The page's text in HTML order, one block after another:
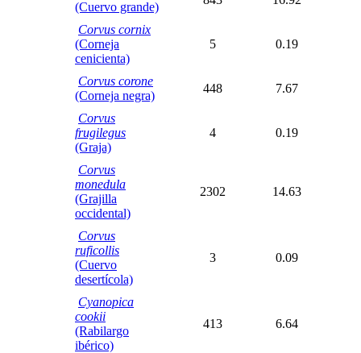
(Cuervo grande)
Corvus cornix
(Corneja
cenicienta)
5 0.19
Corvus corone
(Corneja negra)
448 7.67
Corvus
frugilegus
(Graja)
4 0.19
Corvus
monedula
(Grajilla
occidental)
2302 14.63
Corvus
ruficollis
(Cuervo
desertícola)
3 0.09
Cyanopica
cookii
(Rabilargo
ibérico)
413 6.64